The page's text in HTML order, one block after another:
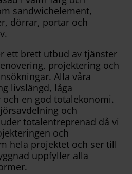
sandwichelement,
dörrar, portar och
ett brett utbud av tjänster
projektering och
Alla våra
livslängd, låga
en god totalekonomi.
och
totalentreprenad då vi
och
hela projektet och ser till
uppfyller alla